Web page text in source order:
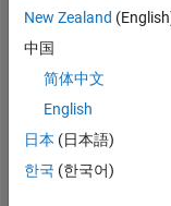
6 Month
20 Jul 2017
New Zealand
中国
简体中文
English
日本 (日本語)
한국 (한국어)